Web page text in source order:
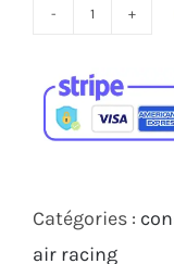
quantité
Filtre
à
Racing
DNA
Catégories :
air racing